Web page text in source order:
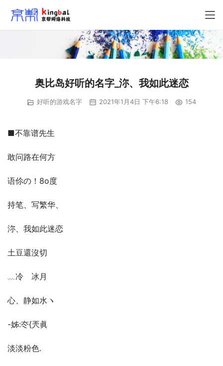
奥比岛好听的名字_沵、我如此迷恋
好听的游戏名字 2021年1月4日 下午6:18 154
■不靠谱先生
敢问路在何方
语伱の！8o度
持笔、写繁华、
沵、我如此迷恋
土豆還沒切
﹏冷ゝ冰月
心、静如水ヽ
-姊:冭{兲眞
淡淡粉色.